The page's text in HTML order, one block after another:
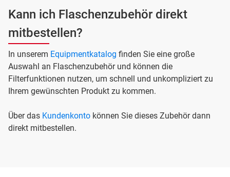
Kann ich Flaschenzubehör direkt
mitbestellen?
In unserem Equipmentkatalog finden Sie eine große
Auswahl an Flaschenzubehör und können die
Filterfunktionen nutzen, um schnell und unkompliziert zu
Ihrem gewünschten Produkt zu kommen.
Über das Kundenkonto können Sie dieses Zubehör dann
direkt mitbestellen.